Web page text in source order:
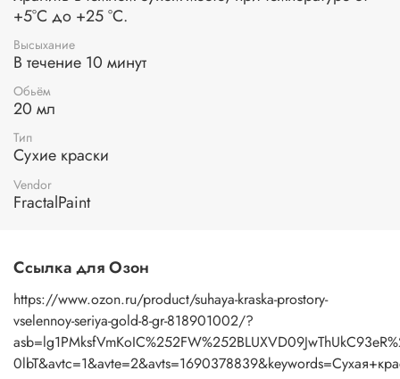
+5°С до +25 °С.
Высыхание
В течение 10 минут
Обьём
20 мл
Тип
Сухие краски
Vendor
FractalPaint
Ссылка для Озон
https://www.ozon.ru/product/suhaya-kraska-prostory-
vselennoy-seriya-gold-8-gr-818901002/?